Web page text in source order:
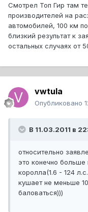
Смотрел Топ Гир там
производителей на
автомобилей, 100 км
близкий результат к
остальных случаях от
vwtula
Опубликовано
В 11.03.2011 в
относительно
это конечно
королла(1.6 - 124
кушает не меньше
баловаться)))